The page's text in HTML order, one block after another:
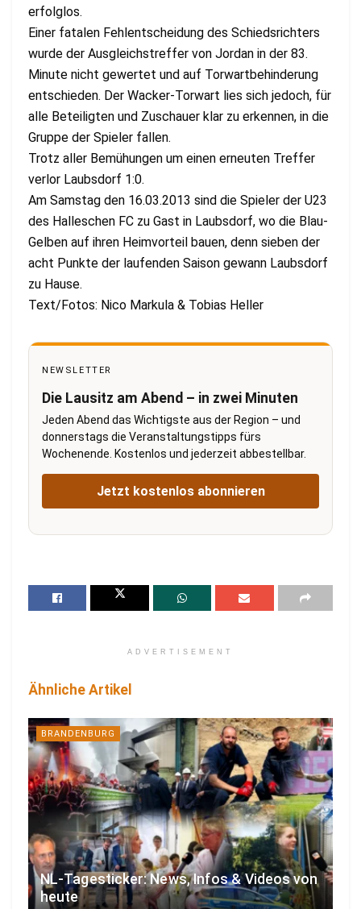
erfolglos.
Einer fatalen Fehlentscheidung des Schiedsrichters
wurde der Ausgleichstreffer von Jordan in der 83.
Minute nicht gewertet und auf Torwartbehinderung
entschieden. Der Wacker-Torwart lies sich jedoch, für
alle Beteiligten und Zuschauer klar zu erkennen, in die
Gruppe der Spieler fallen.
Trotz aller Bemühungen um einen erneuten Treffer
verlor Laubsdorf 1:0.
Am Samstag den 16.03.2013 sind die Spieler der U23
des Halleschen FC zu Gast in Laubsdorf, wo die Blau-
Gelben auf ihren Heimvorteil bauen, denn sieben der
acht Punkte der laufenden Saison gewann Laubsdorf
zu Hause.
Text/Fotos: Nico Markula & Tobias Heller
NEWSLETTER
Die Lausitz am Abend – in zwei Minuten
Jeden Abend das Wichtigste aus der Region – und
donnerstags die Veranstaltungstipps fürs
Wochenende. Kostenlos und jederzeit abbestellbar.
Jetzt kostenlos abonnieren
ADVERTISEMENT
Ähnliche Artikel
BRANDENBURG
NL-Tagesticker: News, Infos & Videos von
heute